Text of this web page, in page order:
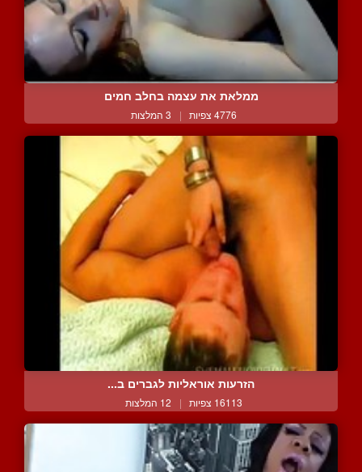
ממלאת את עצמה בחלב חמים
4776 צפיות | 3 המלצות
הזרעות אוראליות לגברים ב...
16113 צפיות | 12 המלצות